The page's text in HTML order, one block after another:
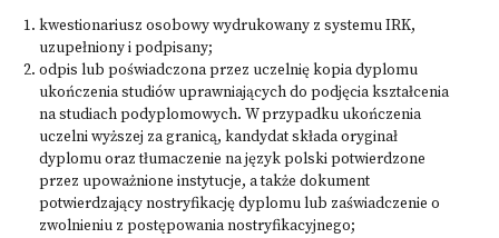
kwestionariusz osobowy wydrukowany z systemu IRK,
uzupełniony i podpisany;
odpis lub poświadczona przez uczelnię kopia dyplomu
ukończenia studiów uprawniających do podjęcia kształcenia
na studiach podyplomowych. W przypadku ukończenia
uczelni wyższej za granicą, kandydat składa oryginał
dyplomu oraz tłumaczenie na język polski potwierdzone
przez upoważnione instytucje, a także dokument
potwierdzający nostryfikację dyplomu lub zaświadczenie o
zwolnieniu z postępowania nostryfikacyjnego;